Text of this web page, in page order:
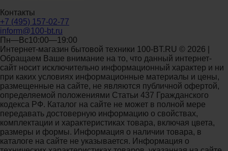
Контакты
+7 (495) 157-02-77
inform@100-bt.ru
Пн—Вс10:00—19:00
Интернет-магазин бытовой техники 100-BT.RU © 2026 |
Обращаем Ваше внимание на то, что данный интернет-
сайт носит исключительно информационный характер и ни
при каких условиях информационные материалы и цены,
размещенные на сайте, не являются публичной офертой,
определяемой положениями Статьи 437 Гражданского
кодекса РФ. Каталог на сайте не может в полной мере
передавать достоверную информацию о свойствах,
комплектации и характеристиках товара, включая цвета,
размеры и формы. Информация о наличии товара, в
каталоге на сайте не указывается. Информация о